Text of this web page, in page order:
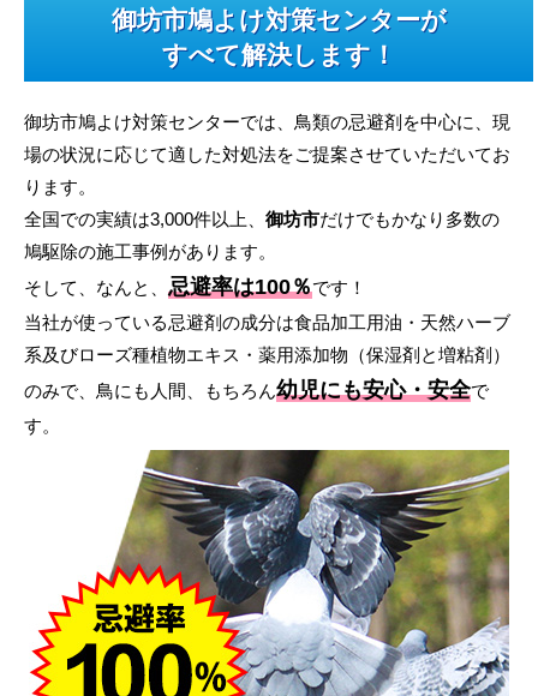
御坊市鳩よけ対策センターが
すべて解決します！
御坊市鳩よけ対策センターでは、鳥類の忌避剤を中心に、現
場の状況に応じて適した対処法をご提案させていただいてお
ります。
全国での実績は3,000件以上、 御坊市だけでもかなり多数の
鳩駆除の施工事例があります。
そして、なんと、 忌避率は100％です！
当社が使っている忌避剤の成分は食品加工用油・天然ハーブ
系及びローズ種植物エキス・薬用添加物（保湿剤と増粘剤）
のみで、鳥にも人間、もちろん幼児にも安心・安全で
す。